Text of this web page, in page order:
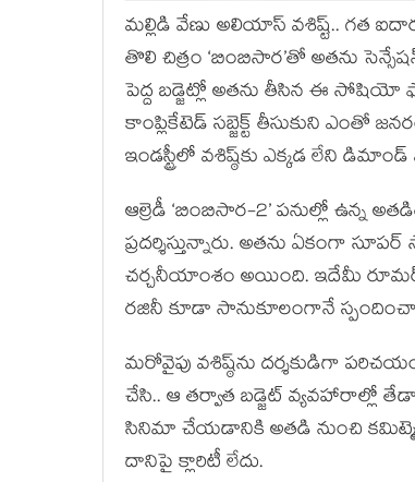
మల్లిడి వేణు అలియాస్ వశిష్ట్.. గత
తొలి చిత్రం ‘బింబిసార’తో అతను
పెద్ద బడ్జెట్లో అతను తీసిన ఈ సోషియో
కాంప్లికేటెడ్ సబ్జెక్ట్ తీసుకుని ఎంతో
ఇండస్ట్రీలో వశిష్ఠ్‌కు ఎక్కడ లేని డిమాండ్
ఆల్రెడీ ‘బింబిసార-2’ పనుల్లో
ప్రదర్శిస్తున్నారు. అతను ఏకంగా
చర్చనీయాంశం అయింది. ఇదేమీ రూమర్
రజినీ కూడా సానుకూలంగానే
మరోవైపు వశిష్ఠ్‌ను దర్శకుడిగా
చేసి.. ఆ తర్వాత బడ్జెట్ వ్యవహారాల్లో తేడా
సినిమా చేయడానికి అతడి నుంచి
దానిపై క్లారిటీ లేదు.